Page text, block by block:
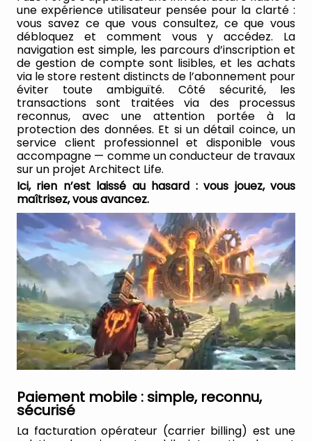
une expérience utilisateur pensée pour la clarté :
vous savez ce que vous consultez, ce que vous
débloquez et comment vous y accédez. La
navigation est simple, les parcours d’inscription et
de gestion de compte sont lisibles, et les achats
via le store restent distincts de l’abonnement pour
éviter toute ambiguïté. Côté sécurité, les
transactions sont traitées via des processus
reconnus, avec une attention portée à la
protection des données. Et si un détail coince, un
service client professionnel et disponible vous
accompagne — comme un conducteur de travaux
sur un projet Architect Life.
Ici, rien n’est laissé au hasard : vous jouez, vous
maîtrisez, vous avancez.
Paiement mobile : simple, reconnu,
sécurisé
La facturation opérateur (carrier billing) est une